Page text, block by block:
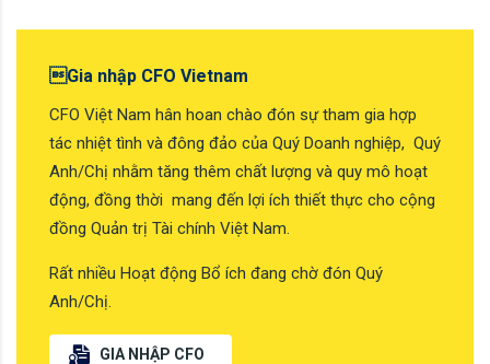
Gia nhập CFO Vietnam
CFO Việt Nam hân hoan chào đón sự tham gia hợp
tác nhiệt tình và đông đảo của Quý Doanh nghiệp, Quý
Anh/Chị nhằm tăng thêm chất lượng và quy mô hoạt
động, đồng thời mang đến lợi ích thiết thực cho cộng
đồng Quản trị Tài chính Việt Nam.
Rất nhiều Hoạt động Bổ ích đang chờ đón Quý
Anh/Chị.
GIA NHẬP CFO